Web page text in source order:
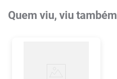
Quem viu, viu também